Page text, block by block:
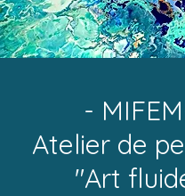
-
Atelier de
"Art